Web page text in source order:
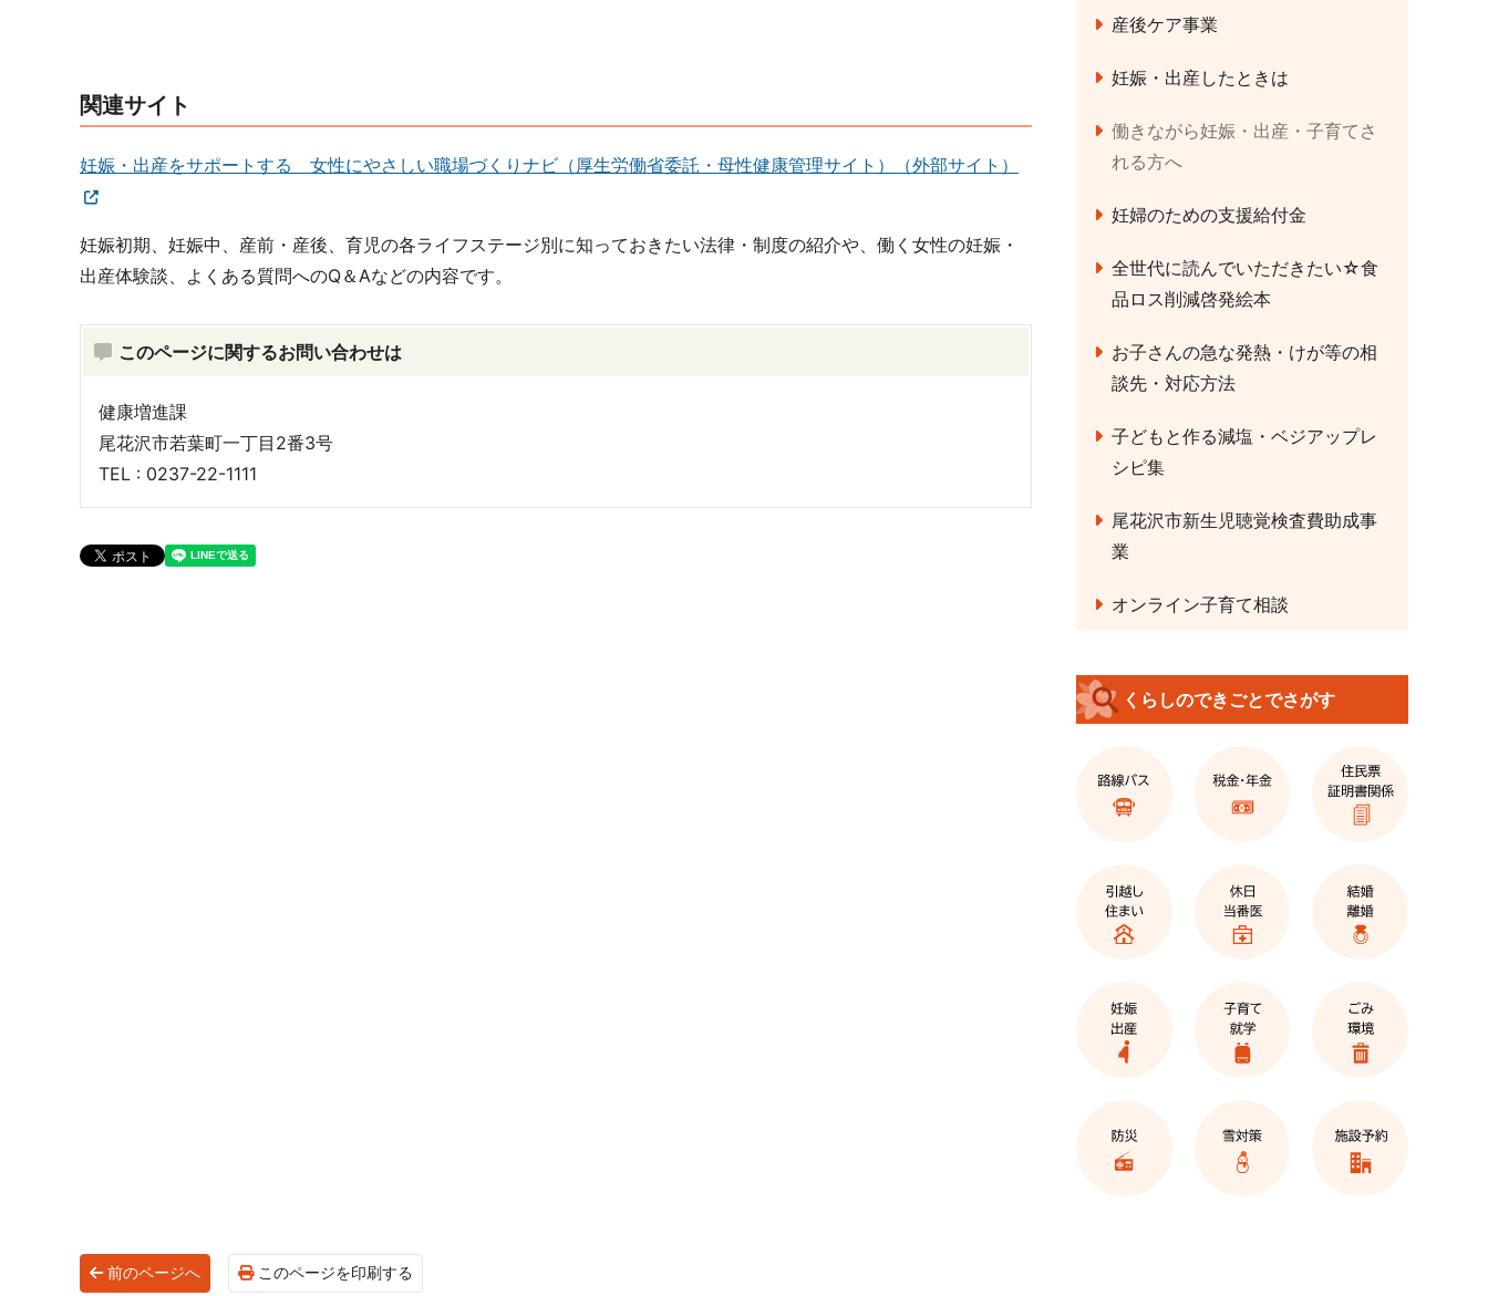
関連サイト
妊娠・出産をサポートする 女性にやさしい職場づくりナビ（厚生労働省委託・母性健康管理サイト）（外部サイト）
妊娠初期、妊娠中、産前・産後、育児の各ライフステージ別に知っておきたい法律・制度の紹介や、働く女性の妊娠・
出産体験談、よくある質問へのQ＆Aなどの内容です。
このページに関するお問い合わせは
健康増進課
尾花沢市若葉町一丁目2番3号
TEL : 0237-22-1111
産後ケア事業
妊娠・出産したときは
働きながら妊娠・出産・子育てさ
れる方へ
妊婦のための支援給付金
全世代に読んでいただきたい☆食
品ロス削減啓発絵本
お子さんの急な発熱・けが等の相
談先・対応方法
子どもと作る減塩・ベジアップレ
シピ集
尾花沢市新生児聴覚検査費助成事
業
オンライン子育て相談
くらしのできごとでさがす
前のページへ このページを印刷する